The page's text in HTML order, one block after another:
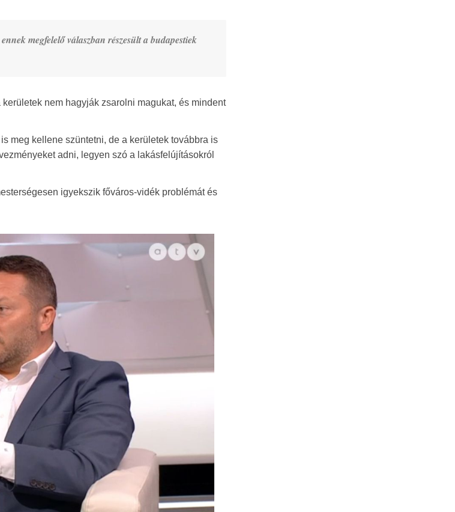
megfelelő válaszban részesült a budapestiek
nem hagyják zsarolni magukat, és mindent
meg kellene szüntetni, de a kerületek továbbra is
adni, legyen szó a lakásfelújításokról
igyekszik főváros-vidék problémát és